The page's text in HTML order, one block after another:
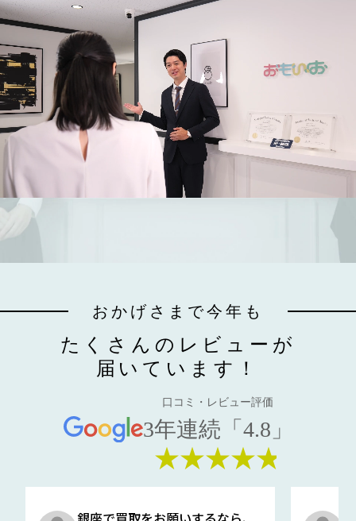
おかげさまで今年も
たくさんのレビューが
届いています！
口コミ・レビュー評価
3年連続「4.8」
★★★★★